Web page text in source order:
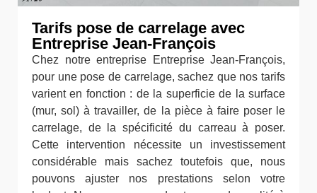
Tarifs pose de carrelage avec
Entreprise Jean-François
Chez notre entreprise Entreprise Jean-François,
pour une pose de carrelage, sachez que nos tarifs
varient en fonction : de la superficie de la surface
(mur, sol) à travailler, de la pièce à faire poser le
carrelage, de la spécificité du carreau à poser.
Cette intervention nécessite un investissement
considérable mais sachez toutefois que, nous
pouvons ajuster nos prestations selon votre